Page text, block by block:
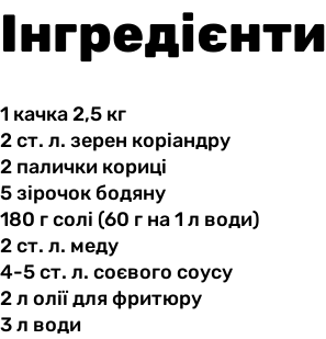
Інгредієнти
1 качка2,5 кг
2 ст. л. зерен коріандру
2 палички кориці
5 зірочок бодяну
180 гсолі (60 г на 1 л води)
2 ст. л. меду
4-5 ст. л. соєвого соусу
2 л оліїдля фритюру
3 л води